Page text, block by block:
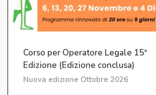
Corso per Operatore Legale 15ª
Edizione (Edizione conclusa)
Nuova edizione Ottobre 2026